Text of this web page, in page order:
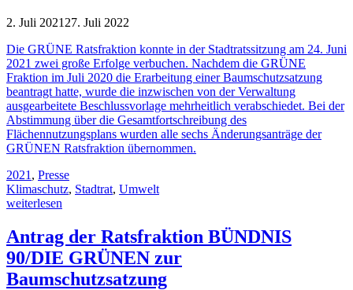
2. Juli 2021 27. Juli 2022
Die GRÜNE Ratsfraktion konnte in der Stadtratssitzung am 24. Juni
2021 zwei große Erfolge verbuchen. Nachdem die GRÜNE
Fraktion im Juli 2020 die Erarbeitung einer Baumschutzsatzung
beantragt hatte, wurde die inzwischen von der Verwaltung
ausgearbeitete Beschlussvorlage mehrheitlich verabschiedet. Bei der
Abstimmung über die Gesamtfortschreibung des
Flächennutzungsplans wurden alle sechs Änderungsanträge der
GRÜNEN Ratsfraktion übernommen.
2021 , Presse
Klimaschutz, Stadtrat, Umwelt
weiterlesen
Antrag der Ratsfraktion BÜNDNIS
90/DIE GRÜNEN zur
Baumschutzsatzung